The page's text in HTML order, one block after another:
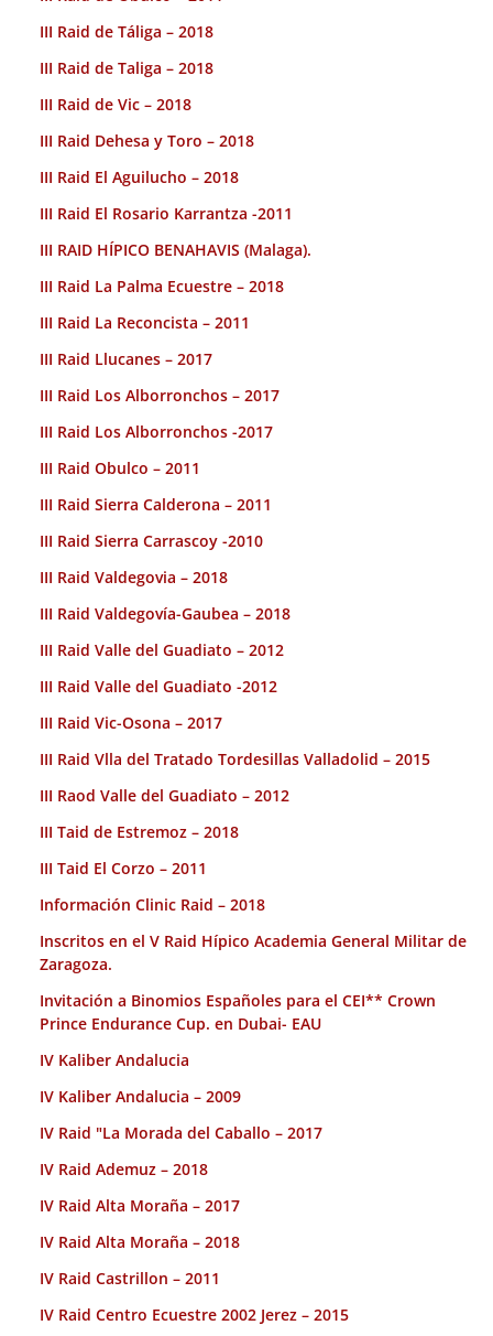
III Raid de Táliga – 2018
III Raid de Taliga – 2018
III Raid de Vic – 2018
III Raid Dehesa y Toro – 2018
III Raid El Aguilucho – 2018
III Raid El Rosario Karrantza -2011
III RAID HÍPICO BENAHAVIS (Malaga).
III Raid La Palma Ecuestre – 2018
III Raid La Reconcista – 2011
III Raid Llucanes – 2017
III Raid Los Alborronchos – 2017
III Raid Los Alborronchos -2017
III Raid Obulco – 2011
III Raid Sierra Calderona – 2011
III Raid Sierra Carrascoy -2010
III Raid Valdegovia – 2018
III Raid Valdegovía-Gaubea – 2018
III Raid Valle del Guadiato – 2012
III Raid Valle del Guadiato -2012
III Raid Vic-Osona – 2017
III Raid Vlla del Tratado Tordesillas Valladolid – 2015
III Raod Valle del Guadiato – 2012
III Taid de Estremoz – 2018
III Taid El Corzo – 2011
Información Clinic Raid – 2018
Inscritos en el V Raid Hípico Academia General Militar de
Zaragoza.
Invitación a Binomios Españoles para el CEI** Crown
Prince Endurance Cup. en Dubai- EAU
IV Kaliber Andalucia
IV Kaliber Andalucia – 2009
IV Raid "La Morada del Caballo – 2017
IV Raid Ademuz – 2018
IV Raid Alta Moraña – 2017
IV Raid Alta Moraña – 2018
IV Raid Castrillon – 2011
IV Raid Centro Ecuestre 2002 Jerez – 2015